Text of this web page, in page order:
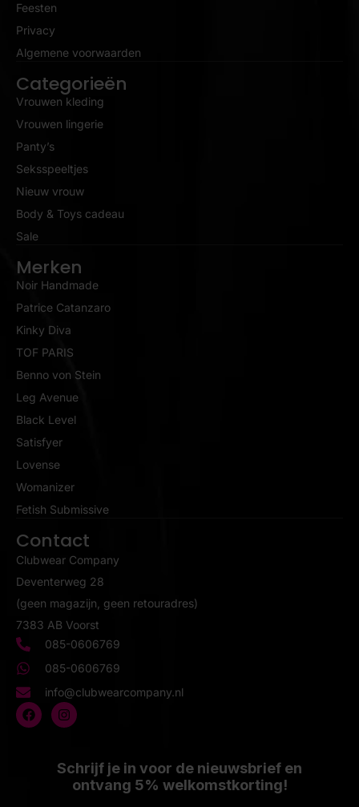
Feesten
Privacy
Algemene voorwaarden
Categorieën
Vrouwen kleding
Vrouwen lingerie
Panty’s
Seksspeeltjes
Nieuw vrouw
Body & Toys cadeau
Sale
Merken
Noir Handmade
Patrice Catanzaro
Kinky Diva
TOF PARIS
Benno von Stein
Leg Avenue
Black Level
Satisfyer
Lovense
Womanizer
Fetish Submissive
Contact
Clubwear Company
Deventerweg 28
(geen magazijn, geen retouradres)
7383 AB Voorst
085-0606769
085-0606769
info@clubwearcompany.nl